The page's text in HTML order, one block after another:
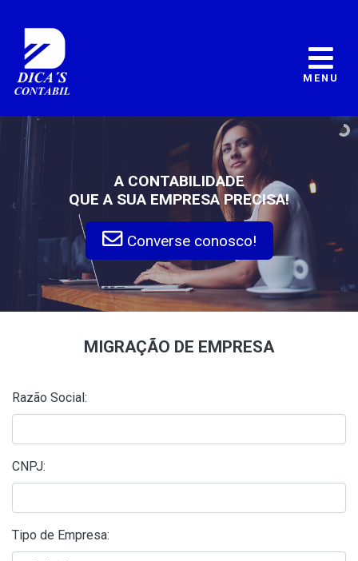
MENU
A CONTABILIDADE
QUE A SUA EMPRESA PRECISA!
Converse conosco!
MIGRAÇÃO DE EMPRESA
Razão Social:
CNPJ:
Tipo de Empresa: